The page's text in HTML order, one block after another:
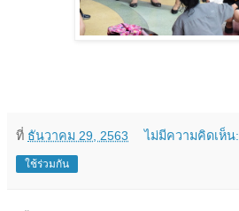
ที่ ธันวาคม 29, 2563 ไม่มีความคิดเห็น:
ใช้ร่วมกัน